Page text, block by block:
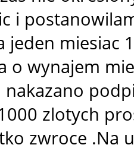
i
jeden miesiac
o wynajem
zlotych
zwroce .Na